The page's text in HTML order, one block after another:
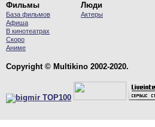
Фильмы
База фильмов
Афиша
В кинотеатрах
Скоро
Аниме
Люди
Актеры
Copyright © Multikino 2002-2020.